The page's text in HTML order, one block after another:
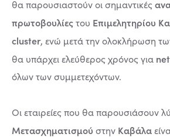
θα παρουσιαστούν οι σημαντικές
πρωτοβουλίεςτου Επιμελητηρίου
cluster, ενώ μετά την ολοκλήρωση
θα υπάρχει ελεύθερος χρόνος για
όλων των συμμετεχόντων.
Οι εταιρείες που θα παρουσιάσουν
Μετασχηματισμού στην Καβάλα